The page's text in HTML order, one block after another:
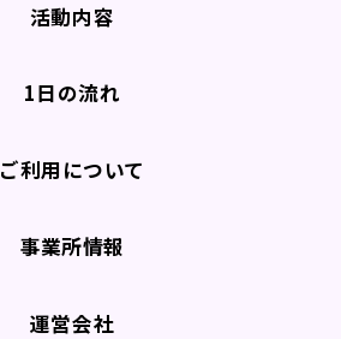
活動内容
1日の流れ
ご利用について
事業所情報
運営会社